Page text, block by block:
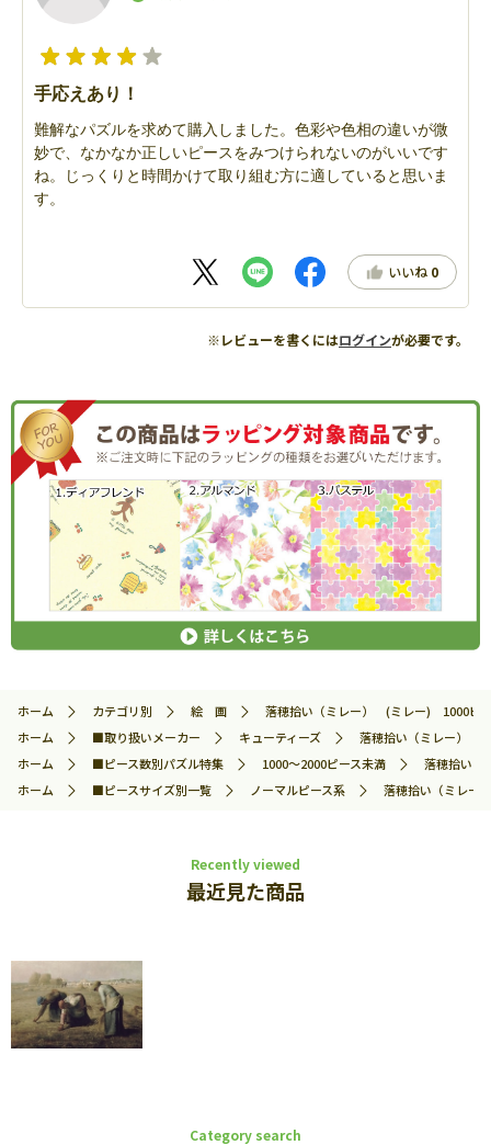
手応えあり！
難解なパズルを求めて購入しました。色彩や色相の違いが微
妙で、なかなか正しいピースをみつけられないのがいいです
ね。じっくりと時間かけて取り組む方に適していると思いま
す。
いいね 0
※レビューを書くにはログインが必要です。
ホーム カテゴリ別 絵 画
落穂拾い（ミレー） (ミレー) 1000ピ
ホーム
■取り扱いメーカー キューティーズ
落穂拾い（ミレー） (
ホーム
■ピース数別パズル特集 1000～2000ピース未満
落穂拾い
ホーム
■ピースサイズ別一覧 ノーマルピース系 落穂拾い（ミレ
Recently viewed
最近見た商品
Category search